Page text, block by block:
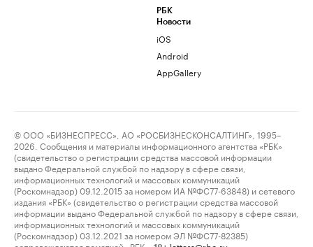
РБК
Новости
iOS
Android
AppGallery
© ООО «БИЗНЕСПРЕСС», АО «РОСБИЗНЕСКОНСАЛТИНГ», 1995–
2026. Сообщения и материалы информационного агентства «РБК»
(свидетельство о регистрации средства массовой информации
выдано Федеральной службой по надзору в сфере связи,
информационных технологий и массовых коммуникаций
(Роскомнадзор) 09.12.2015 за номером ИА №ФС77-63848) и сетевого
издания «РБК» (свидетельство о регистрации средства массовой
информации выдано Федеральной службой по надзору в сфере связи,
информационных технологий и массовых коммуникаций
(Роскомнадзор) 03.12.2021 за номером ЭЛ №ФС77-82385)